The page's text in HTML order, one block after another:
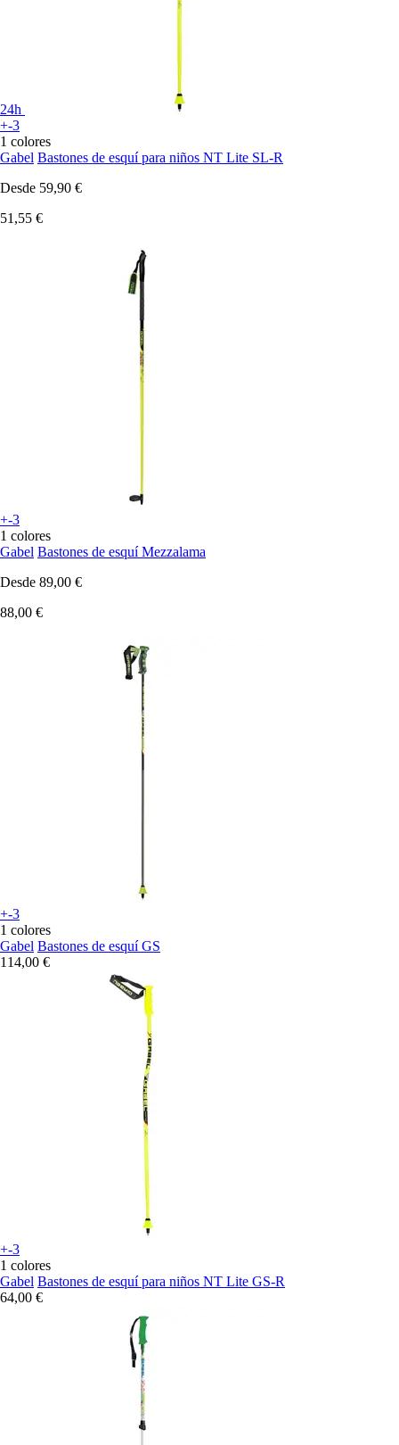
24h
+-3
1 colores
Gabel Bastones de esquí para niños NT Lite SL-R
Desde 59,90 €
51,55 €
+-3
1 colores
Gabel Bastones de esquí Mezzalama
Desde 89,00 €
88,00 €
+-3
1 colores
Gabel Bastones de esquí GS
114,00 €
+-3
1 colores
Gabel Bastones de esquí para niños NT Lite GS-R
64,00 €